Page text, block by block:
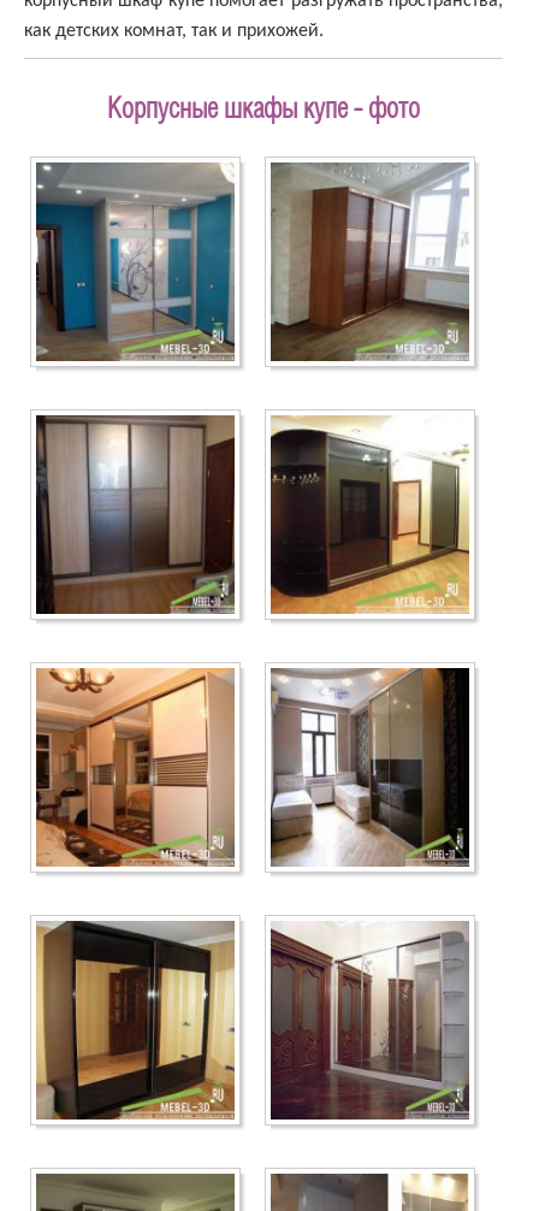
как детских комнат, так и прихожей.
Корпусные шкафы купе - фото